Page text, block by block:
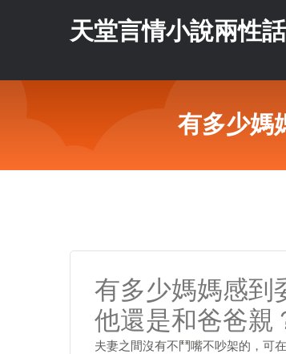
天堂言情小說兩性
有多少媽
有多少媽媽感到
他還是和爸爸親
夫妻之間沒有不鬥嘴不吵架的，可